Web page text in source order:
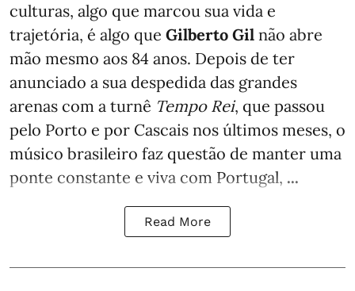
culturas, algo que marcou sua vida e
trajetória, é algo que Gilberto Gil não abre
mão mesmo aos 84 anos. Depois de ter
anunciado a sua despedida das grandes
arenas com a turnê Tempo Rei, que passou
pelo Porto e por Cascais nos últimos meses, o
músico brasileiro faz questão de manter uma
ponte constante e viva com Portugal, ...
Read More